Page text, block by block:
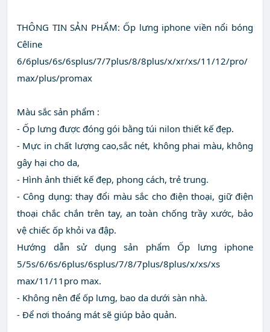
THÔNG TIN SẢN PHẨM: Ốp lưng iphone viền nổi bóng
Cêline
6/6plus/6s/6splus/7/7plus/8/8plus/x/xr/xs/11/12/pro/
max/plus/promax
Màu sắc sản phẩm :
- Ốp lưng được đóng gói bằng túi nilon thiết kế đẹp.
- Mực in chất lượng cao,sắc nét, không phai màu, không
gây hại cho da,
- Hình ảnh thiết kế đẹp, phong cách, trẻ trung.
- Công dụng: thay đổi màu sắc cho điện thoại, giữ điện
thoại chắc chắn trên tay, an toàn chống trầy xước, bảo
vệ chiếc ốp khỏi va đập.
Hướng dẫn sử dụng sản phẩm Ốp lưng iphone
5/5s/6/6s/6plus/6splus/7/8/7plus/8plus/x/xs/xs
max/11/11pro max.
- Không nên để ốp lưng, bao da dưới sàn nhà.
- Để nơi thoáng mát sẽ giúp bảo quản.